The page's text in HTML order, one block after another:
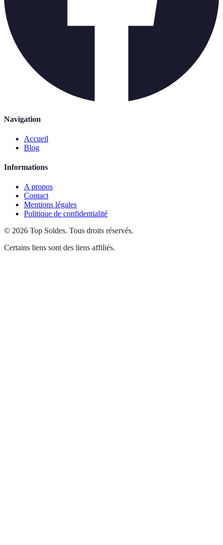
Navigation
Accueil
Blog
Informations
A propos
Contact
Mentions légales
Politique de confidentialité
© 2026 Top Soldes. Tous droits réservés.
Certains liens sont des liens affiliés.